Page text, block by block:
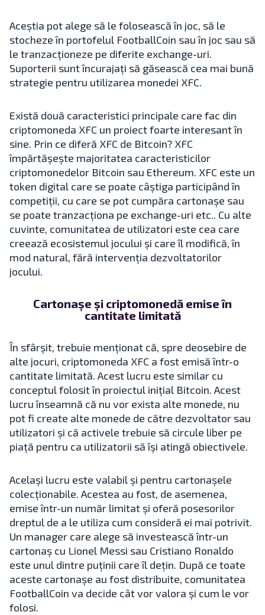
Aceștia pot alege să le folosească în joc, să le
stocheze în portofelul FootballCoin sau în joc sau să
le tranzacționeze pe diferite exchange-uri.
Suporterii sunt încurajați să găsească cea mai bună
strategie pentru utilizarea monedei XFC.
Există două caracteristici principale care fac din
criptomoneda XFC un proiect foarte interesant în
sine. Prin ce diferă XFC de Bitcoin? XFC
împărtășește majoritatea caracteristicilor
criptomonedelor Bitcoin sau Ethereum. XFC este un
token digital care se poate câștiga participând în
competiții, cu care se pot cumpăra cartonașe sau
se poate tranzacționa pe exchange-uri etc.. Cu alte
cuvinte, comunitatea de utilizatori este cea care
creează ecosistemul jocului și care îl modifică, în
mod natural, fără intervenția dezvoltatorilor
jocului.
Cartonașe și criptomonedă emise în
cantitate limitată
În sfârșit, trebuie menționat că, spre deosebire de
alte jocuri, criptomoneda XFC a fost emisă într-o
cantitate limitată. Acest lucru este similar cu
conceptul folosit în proiectul inițial Bitcoin. Acest
lucru înseamnă că nu vor exista alte monede, nu
pot fi create alte monede de către dezvoltator sau
utilizatori și că activele trebuie să circule liber pe
piață pentru ca utilizatorii să își atingă obiectivele.
Același lucru este valabil și pentru cartonașele
colecționabile. Acestea au fost, de asemenea,
emise într-un număr limitat și oferă posesorilor
dreptul de a le utiliza cum consideră ei mai potrivit.
Un manager care alege să investească într-un
cartonaș cu Lionel Messi sau Cristiano Ronaldo
este unul dintre puținii care îl dețin. După ce toate
aceste cartonașe au fost distribuite, comunitatea
FootballCoin va decide cât vor valora și cum le vor
folosi.